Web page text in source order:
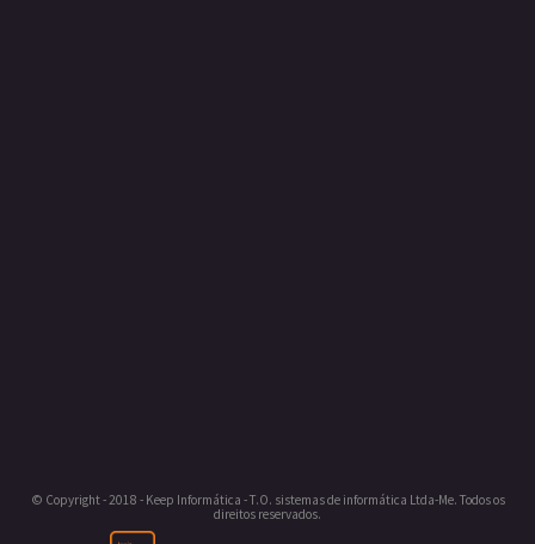
© Copyright - 2018 - Keep Informática - T.O. sistemas de informática Ltda-Me. Todos os
direitos reservados.